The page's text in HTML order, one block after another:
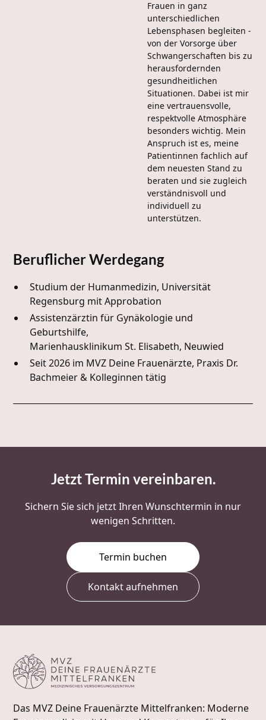
Frauen in ganz
unterschiedlichen
Lebensphasen begleiten -
von der Vorsorge über
Schwangerschaften bis zu
herausfordernden
gesundheitlichen
Situationen. Dabei ist mir
eine vertrauensvolle,
respektvolle Atmosphäre
besonders wichtig. Mein
Anspruch ist es, meine
Patientinnen fachlich auf
dem neuesten Stand zu
beraten und sie zugleich
verständnisvoll und
individuell zu
unterstützen.
Beruflicher Werdegang
Studium der Humanmedizin, Universität
Regensburg mit Approbation
Assistenzärztin für Gynäkologie und
Geburtshilfe,
Marienhausklinikum St. Elisabeth, Neuwied
Seit 2026 im MVZ Deine Frauenärzte, Praxis Dr.
Bachmeier & Kolleginnen tätig
Jetzt Termin vereinbaren.
Sichern Sie sich jetzt Ihren Wunschtermin in nur
wenigen Schritten.
Termin buchen
Kontakt aufnehmen
Das MVZ Deine Frauenärzte Mittelfranken: Moderne